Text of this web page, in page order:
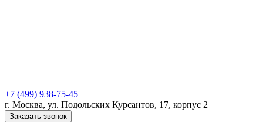
+7 (499) 938-75-45
г. Москва, ул. Подольских Курсантов, 17, корпус 2
Заказать звонок